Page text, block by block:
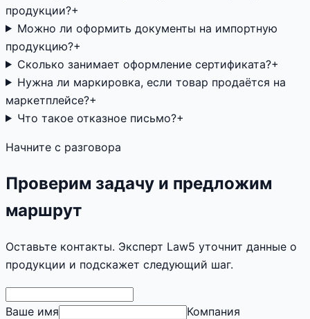
продукции?+
Можно ли оформить документы на импортную
продукцию?+
Сколько занимает оформление сертификата?+
Нужна ли маркировка, если товар продаётся на
маркетплейсе?+
Что такое отказное письмо?+
Начните с разговора
Проверим задачу и предложим
маршрут
Оставьте контакты. Эксперт Law5 уточнит данные о
продукции и подскажет следующий шаг.
Ваше имя
Компания